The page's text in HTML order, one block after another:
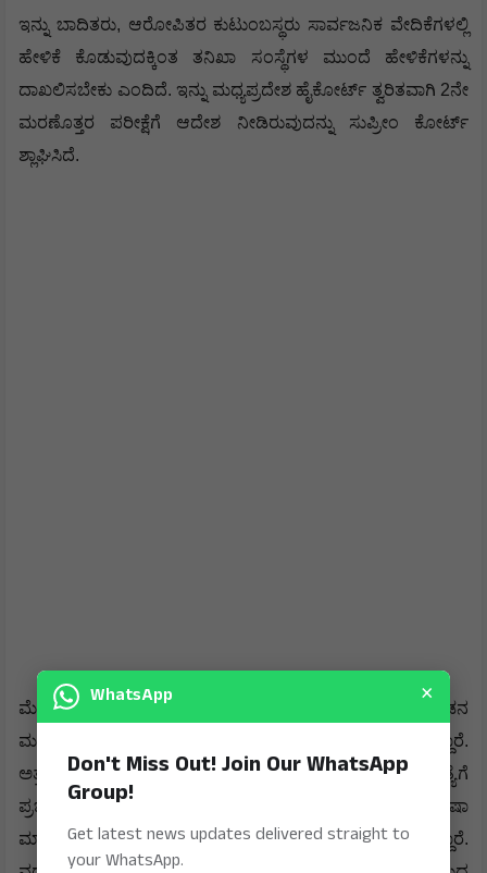
ಇನ್ನು ಬಾದಿತರು, ಆರೋಪಿತರ ಕುಟುಂಬಸ್ಥರು ಸಾರ್ವಜನಿಕ ವೇದಿಕೆಗಳಲ್ಲಿ
ಹೇಳಿಕೆ ಕೊಡುವುದಕ್ಕಿಂತ ತನಿಖಾ ಸಂಸ್ಥೆಗಳ ಮುಂದೆ ಹೇಳಿಕೆಗಳನ್ನು
ದಾಖಲಿಸಬೇಕು ಎಂದಿದೆ. ಇನ್ನು ಮಧ್ಯಪ್ರದೇಶ ಹೈಕೋರ್ಟ್ ತ್ವರಿತವಾಗಿ 2ನೇ
ಮರಣೊತ್ತರ ಪರೀಕ್ಷೆಗೆ ಆದೇಶ ನೀಡಿರುವುದನ್ನು ಸುಪ್ರೀಂ ಕೋರ್ಟ್
ಮೇ 12ರಂದು ಭೋಪಾಲ್ ನ ಕಟಾರಾ ಹಿಲ್ಸ್ ಪ್ರದೇಶದಲ್ಲಿರುವ ಗಂಡನ
ಮನೆಯಲ್ಲಿ 32 ವರ್ಷದ ತ್ವಿಷಾ ನೇಣು ಬಿಗಿದ ಸ್ಥಿತಿಯಲ್ಲಿ ಪತ್ತೆಯಾಗಿದ್ದಾರೆ.
ಅತ್ತೆ, ಮಾವ, ಕುಟುಂಬಸ್ಥರ ವಿರುದ್ಧ ವರದಕ್ಷಿಣೆ ಕಿರುಕುಳ, ಆತ್ಮಹತ್ಯೆಗೆ
ಪ್ರಚೋದನೆಯ ಆರೋಪವನ್ನು ಆಕೆಯ ಕುಟುಂಬಸ್ಥರು ಮಾಡಿದ್ದಾರೆ. ತ್ವಿಷಾ
WhatsApp ×
Don't Miss Out! Join Our WhatsApp
Group!
Get latest news updates delivered straight to
your WhatsApp.